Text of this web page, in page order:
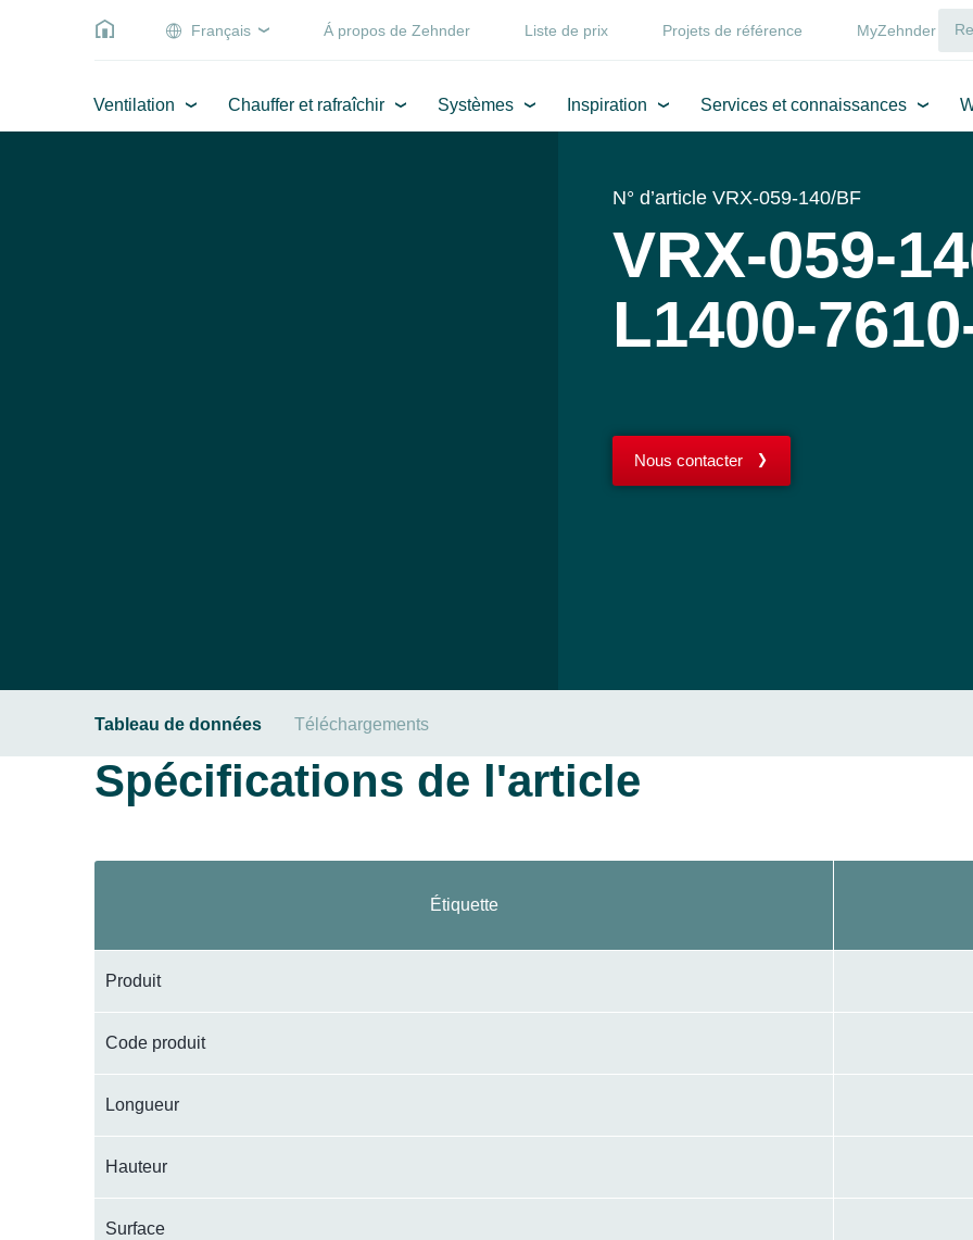
Français Á propos de Zehnder Liste de prix Projets de référence MyZehnder
Ventilation Chauffer et rafraîchir Systèmes Inspiration Services et connaissances
N° d’article VRX-059-140/BF
VRX-059-
L1400-
Nous contacter
Tableau de données Téléchargements
Spécifications de l'article
Étiquette
Produit
Code produit
Longueur
Hauteur
Surface